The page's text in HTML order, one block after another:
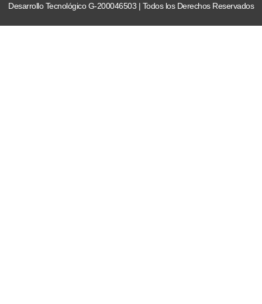
Desarrollo Tecnológico G-200046503 | Todos los Derechos Reservados